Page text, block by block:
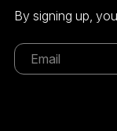
By signing up,